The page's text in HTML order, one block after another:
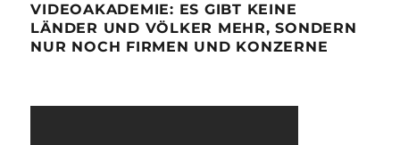
VIDEOAKADEMIE: ES GIBT KEINE
LÄNDER UND VÖLKER MEHR, SONDERN
NUR NOCH FIRMEN UND KONZERNE